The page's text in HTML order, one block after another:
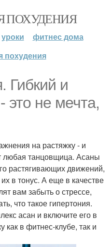
ПОХУДЕНИЯ
уроки
фитнес дома
похудения
Гибкий и
это не мечта,
на растяжку - и
любая танцовщица. Асаны
растягивающих движений,
в тонус. А еще в качестве
вам забыть о стрессе,
что такое гипертония.
асан и включите его в
в фитнес-клубе, так и